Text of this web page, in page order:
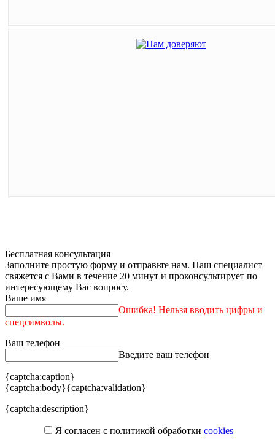
Бесплатная консультация
Заполните простую форму и отправьте нам. Наш специалист
свяжется с Вами в течение 20 минут и проконсультирует по
интересующему Вас вопросу.
Ваше имя
Ошибка! Нельзя вводить цифры и
спецсимволы.
Ваш телефон
Введите ваш телефон
{captcha:caption}
{captcha:body}{captcha:validation}
{captcha:description}
Я согласен с политикой обработки cookies